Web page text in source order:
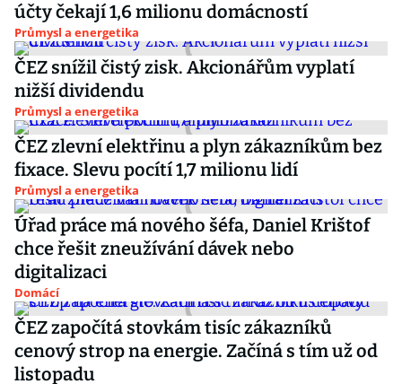
účty čekají 1,6 milionu domácností
Průmysl a energetika
ČEZ snížil čistý zisk. Akcionářům vyplatí
nižší dividendu
Průmysl a energetika
ČEZ zlevní elektřinu a plyn zákazníkům bez
fixace. Slevu pocítí 1,7 milionu lidí
Průmysl a energetika
Úřad práce má nového šéfa, Daniel Krištof
chce řešit zneužívání dávek nebo
digitalizaci
Domácí
ČEZ započítá stovkám tisíc zákazníků
cenový strop na energie. Začíná s tím už od
listopadu